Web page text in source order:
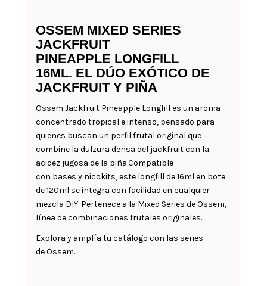
OSSEM MIXED SERIES
JACKFRUIT
PINEAPPLE LONGFILL
16ML. EL DÚO EXÓTICO DE
JACKFRUIT Y PIÑA
Ossem Jackfruit Pineapple Longfill es un aroma
concentrado tropical e intenso, pensado para
quienes buscan un perfil frutal original que
combine la dulzura densa del jackfruit con la
acidez jugosa de la piña.Compatible
con bases y nicokits, este longfill de 16ml en bote
de 120ml se integra con facilidad en cualquier
mezcla DIY. Pertenece a la Mixed Series de Ossem,
línea de combinaciones frutales originales.
Explora y amplía tu catálogo con las series
de Ossem.